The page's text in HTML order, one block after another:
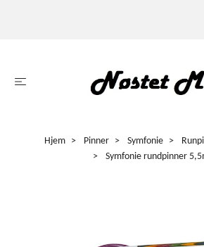
Hjem Pinner Symfonie
Symfonie rundpinner